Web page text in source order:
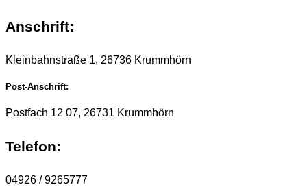
Anschrift:
Kleinbahnstraße 1, 26736 Krummhörn
Post-Anschrift:
Postfach 12 07, 26731 Krummhörn
Telefon:
04926 / 9265777